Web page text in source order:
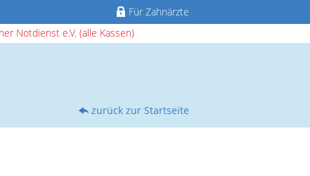
Für Zahnärzte
Notdienst e.V. (alle Kassen)
zurück zur Startseite